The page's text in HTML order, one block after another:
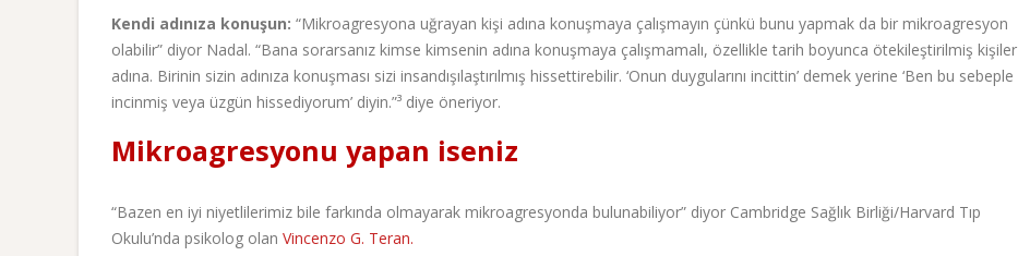
Kendi adınıza konuşun: “Mikroagresyona uğrayan kişi adına konuşmaya çalışmayın çünkü bunu yapmak da bir mikroagresyon
olabilir” diyor Nadal. “Bana sorarsanız kimse kimsenin adına konuşmaya çalışmamalı, özellikle tarih boyunca ötekileştirilmiş kişiler
adına. Birinin sizin adınıza konuşması sizi insandışılaştırılmış hissettirebilir. ‘Onun duygularını incittin’ demek yerine ‘Ben bu sebeple
incinmiş veya üzgün hissediyorum’ diyin.”³ diye öneriyor.
Mikroagresyonu yapan iseniz
“Bazen en iyi niyetlilerimiz bile farkında olmayarak mikroagresyonda bulunabiliyor” diyor Cambridge Sağlık Birliği/Harvard Tıp
Okulu’nda psikolog olan Vincenzo G. Teran.